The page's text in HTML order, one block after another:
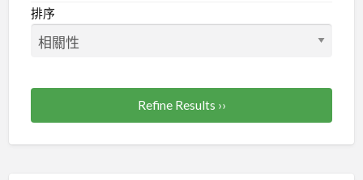
排序
Refine Results ››